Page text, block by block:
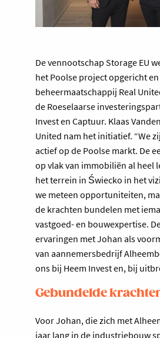
De vennootschap Storage EU
het Poolse project opgericht
beheermaatschappij Real
de Roeselaarse
Invest en Captuur. Klaas
United nam het initiatief. “We
actief op de Poolse markt. De
op vlak van immobiliën al heel
het terrein in Świecko in het
we meteen opportuniteiten,
de krachten bundelen met
vastgoed- en bouwexpertise.
ervaringen met Johan als
van aannemersbedrijf
ons bij Heem Invest en, bij
Gebundelde
Voor Johan, die zich met
jaar lang in de industriebouw